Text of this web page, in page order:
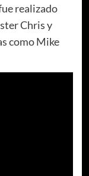
realizado
Chris y
como Mike